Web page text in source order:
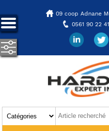
09 coop Adnane
0561 90 22